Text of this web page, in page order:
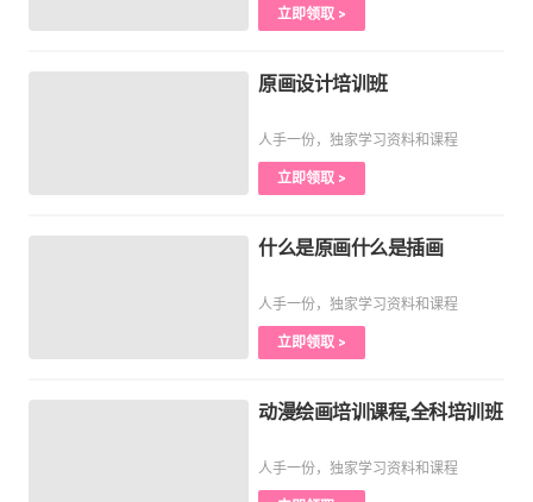
立即领取 >
原画设计培训班
人手一份，独家学习资料和课程
立即领取 >
什么是原画什么是插画
人手一份，独家学习资料和课程
立即领取 >
动漫绘画培训课程,全科培训班
人手一份，独家学习资料和课程